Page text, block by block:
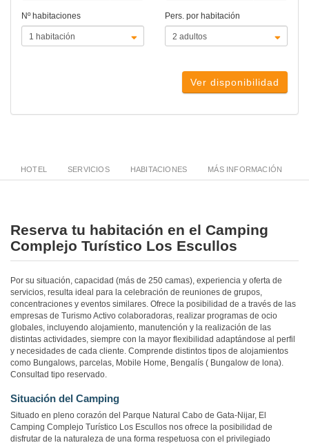
Nº habitaciones Pers. por habitación
Ver disponibilidad
HOTEL SERVICIOS HABITACIONES MÁS INFORMACIÓN
Reserva tu habitación en el Camping
Complejo Turístico Los Escullos
Por su situación, capacidad (más de 250 camas), experiencia y oferta de
servicios, resulta ideal para la celebración de reuniones de grupos,
concentraciones y eventos similares. Ofrece la posibilidad de a través de las
empresas de Turismo Activo colaboradoras, realizar programas de ocio
globales, incluyendo alojamiento, manutención y la realización de las
distintas actividades, siempre con la mayor flexibilidad adaptándose al perfil
y necesidades de cada cliente. Comprende distintos tipos de alojamientos
como Bungalows, parcelas, Mobile Home, Bengalís ( Bungalow de lona).
Consultad tipo reservado.
Situación del Camping
Situado en pleno corazón del Parque Natural Cabo de Gata-Nijar, El
Camping Complejo Turístico Los Escullos nos ofrece la posibilidad de
disfrutar de la naturaleza de una forma respetuosa con el privilegiado